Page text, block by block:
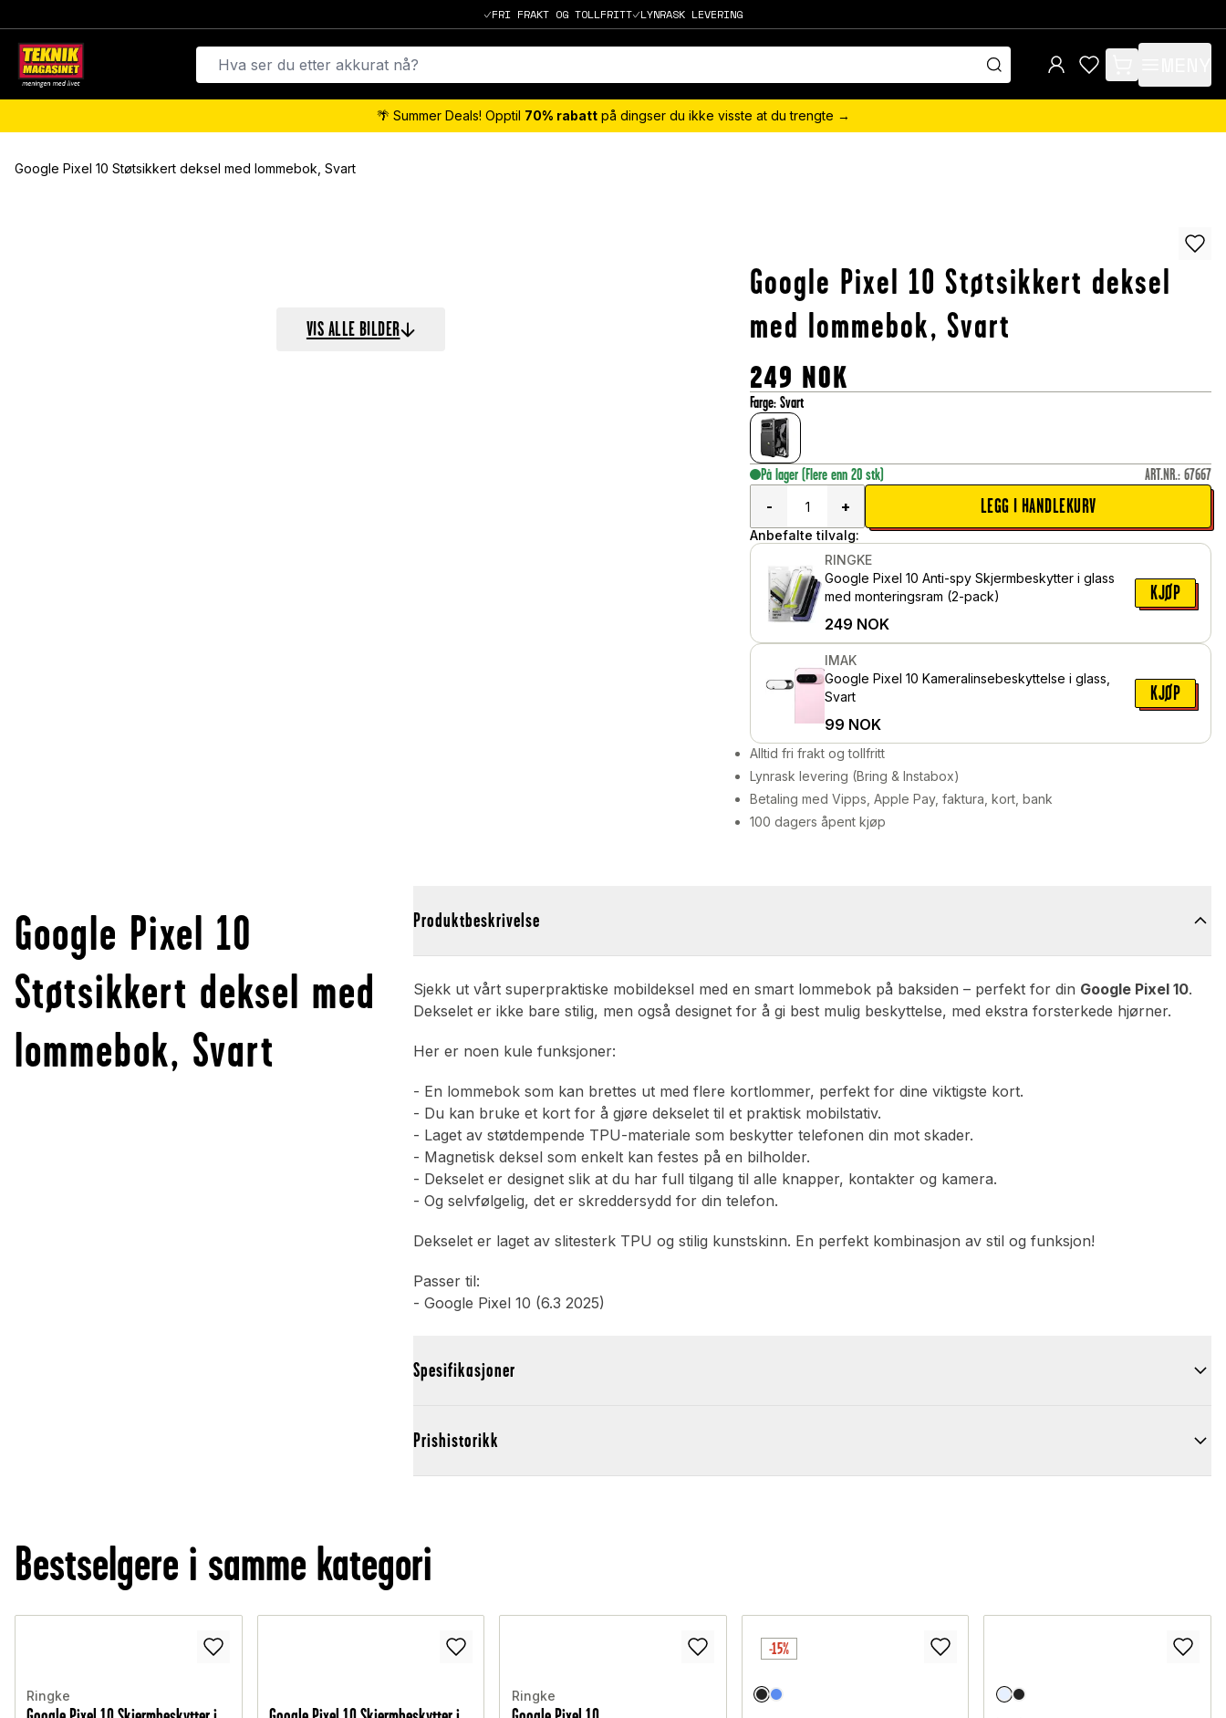
FRI FRAKT OG TOLLFRITT LYNRASK LEVERING
items in cart, view
🌴 Summer Deals! Opptil 70% rabattpå dingser du ikke visste at du trengte →
Google Pixel 10 Støtsikkert deksel med lommebok, Svart
VIS ALLE BILDER
Google Pixel 10 Støtsikkert deksel
med lommebok, Svart
249 NOK
Farge:Svart
På lager (Flere enn 20 stk) ART.NR.: 67667
-
+ LEGG I HANDLEKURV
Anbefalte tilvalg:
RINGKE
Google Pixel 10 Anti-spy Skjermbeskytter i glass
med monteringsram (2-pack)
249 NOK
KJØP
IMAK
Google Pixel 10 Kameralinsebeskyttelse i glass,
Svart
99 NOK
KJØP
Alltid fri frakt og tollfritt
Lynrask levering (Bring & Instabox)
Betaling med Vipps, Apple Pay, faktura, kort, bank
100 dagers åpent kjøp
Google Pixel 10
Støtsikkert deksel med
lommebok, Svart
Produktbeskrivelse
Sjekk ut vårt superpraktiske mobildeksel med en smart lommebok på baksiden – perfekt for din Google Pixel 10.
Dekselet er ikke bare stilig, men også designet for å gi best mulig beskyttelse, med ekstra forsterkede hjørner.
Her er noen kule funksjoner:
- En lommebok som kan brettes ut med flere kortlommer, perfekt for dine viktigste kort.
- Du kan bruke et kort for å gjøre dekselet til et praktisk mobilstativ.
- Laget av støtdempende TPU-materiale som beskytter telefonen din mot skader.
- Magnetisk deksel som enkelt kan festes på en bilholder.
- Dekselet er designet slik at du har full tilgang til alle knapper, kontakter og kamera.
- Og selvfølgelig, det er skreddersydd for din telefon.
Dekselet er laget av slitesterk TPU og stilig kunstskinn. En perfekt kombinasjon av stil og funksjon!
Passer til:
- Google Pixel 10 (6.3 2025)
Spesifikasjoner
Prishistorikk
Bestselgere i samme kategori
Ringke Ringke
-15%